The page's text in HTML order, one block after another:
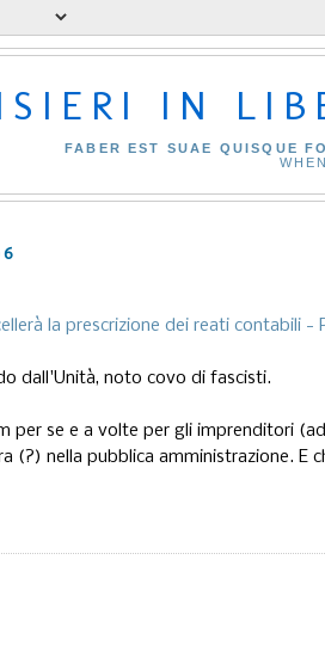
IN
FABER EST SUAE QUISQUE
la prescrizione dei reati contabili -
dall'Unità, noto covo di fascisti.
per se e a volte per gli imprenditori
(?) nella pubblica amministrazione. E